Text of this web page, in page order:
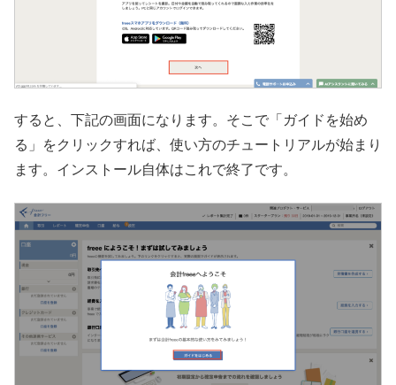
すると、下記の画面になります。そこで「ガイドを始め
る」をクリックすれば、使い方のチュートリアルが始まり
ます。インストール自体はこれで終了です。